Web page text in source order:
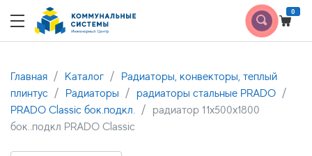
0
Главная Каталог
Радиаторы, конвекторы, теплый
плинтус
Радиаторы
радиаторы стальные PRADO
PRADO Classic бок.подкл.
радиатор 11x500х1800
бок..подкл PRADO Classic